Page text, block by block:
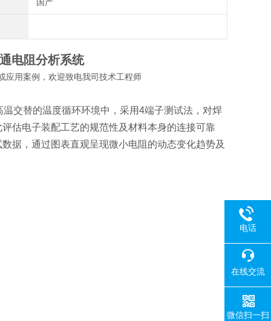
电阻分析系统
应用案例，欢迎致电我司技术工程师
交替的温度循环环境中，采用4端子测试法，对焊
估电子装配工艺的规范性及材料本身的连接可靠
据，通过图表直观呈现微小电阻的动态变化趋势及
电话
在线交流
微信扫一扫